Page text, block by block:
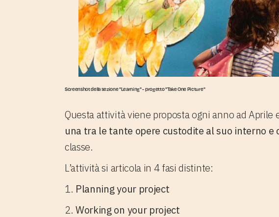
Screenshot della sezione "Learning" - progetto "Take One Picture"
Questa attività viene proposta ogni anno ad
una tra le tante opere custodite al suo interno
classe.
L’attività si articola in 4 fasi distinte:
1. Planning your project
2.Working on your project